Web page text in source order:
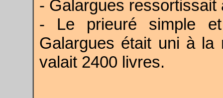
- Galargues ressortissait
- Le prieuré simple
Galargues était uni à la
valait 2400 livres.